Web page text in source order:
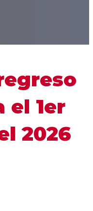
el 1er
2026